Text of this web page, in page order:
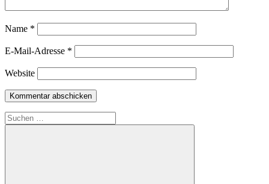
Name *
E-Mail-Adresse *
Website
Suchen
nach: